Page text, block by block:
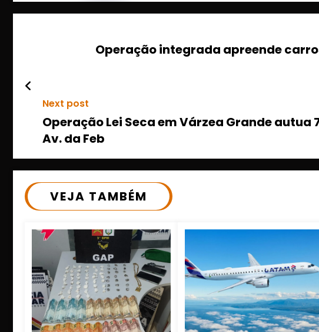
Operação integrada apreende
Next post
Operação Lei Seca em Várzea Grande autua
Av. da Feb
VEJA TAMBÉM